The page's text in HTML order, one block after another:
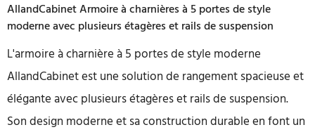
AllandCabinet Armoire à charnières à 5 portes de style
moderne avec plusieurs étagères et rails de suspension
L'armoire à charnière à 5 portes de style moderne
AllandCabinet est une solution de rangement spacieuse et
élégante avec plusieurs étagères et rails de suspension.
Son design moderne et sa construction durable en font un